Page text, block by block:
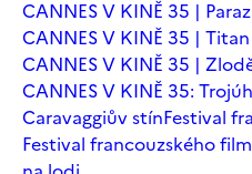
CANNES V KINĚ 35 |
CANNES V KINĚ 35 | Titan
CANNES V KINĚ 35 |
CANNES V KINĚ 35:
Caravaggiův stínFestival
Festival francouzského